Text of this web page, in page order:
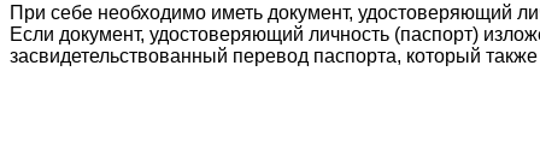
При себе необходимо иметь документ, удостоверяющий
Если документ, удостоверяющий личность (паспорт)
засвидетельствованный перевод паспорта, который